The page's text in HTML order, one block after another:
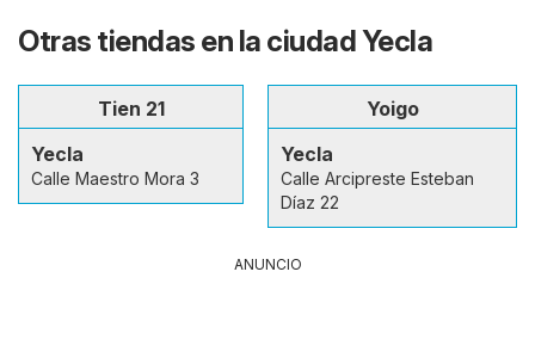
Otras tiendas en la ciudad Yecla
Tien 21
Yecla
Calle Maestro Mora 3
Yoigo
Yecla
Calle Arcipreste Esteban
Díaz 22
ANUNCIO